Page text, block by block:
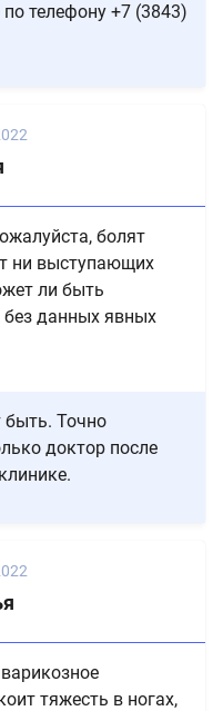
телефону +7 (3843)
болят
ни выступающих
ли быть
без данных явных
быть. Точно
доктор после
тяжесть в ногах,